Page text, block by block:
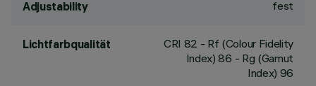
Adjustability fest
Lichtfarbqualität CRI 82 - Rf (Colour Fidelity
Index) 86 - Rg (Gamut
Index) 96